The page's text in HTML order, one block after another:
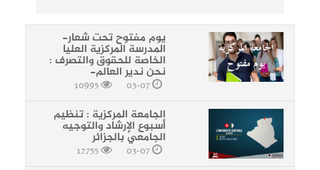
يوم مفتوح تحت شعار-
المدرسة المركزية العليا
الخاصة للحقوق والتصرف :
نحن ندير العالم-
الجامعة المركزية : تنظيم
أسبوع الإرشاد والتوجيه
الجامعي بالجزائر